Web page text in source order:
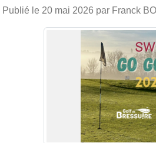
Publié le 20 mai 2026 par Franck